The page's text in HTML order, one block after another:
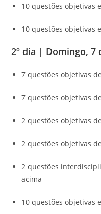
10 questões objetivas
10 questões objetivas
2º dia | Domingo, 7
7 questões objetivas
7 questões objetivas
2 questões objetivas
2 questões objetivas
2 questões
acima
10 questões objetivas